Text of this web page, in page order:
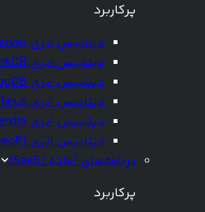
پرکاربرد
دیتابیس ابری SQL Server
دیتابیس ابری RethinkDB
دیتابیس ابری ArangoDB
دیتابیس ابری Prometheus
دیتابیس ابری Cassandra
دیتابیس ابری Neo4j
برنامه‌های آماده (SaaS)
پرکاربرد